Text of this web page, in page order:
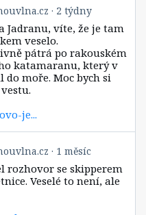
2 týdny
Jadranu, víte, že je tam
veselo.
pátrá po rakouském
katamaranu, který v
moře. Moc bych si
je...
1 měsíc
rozhovor se skipperem
Veselé to není, ale